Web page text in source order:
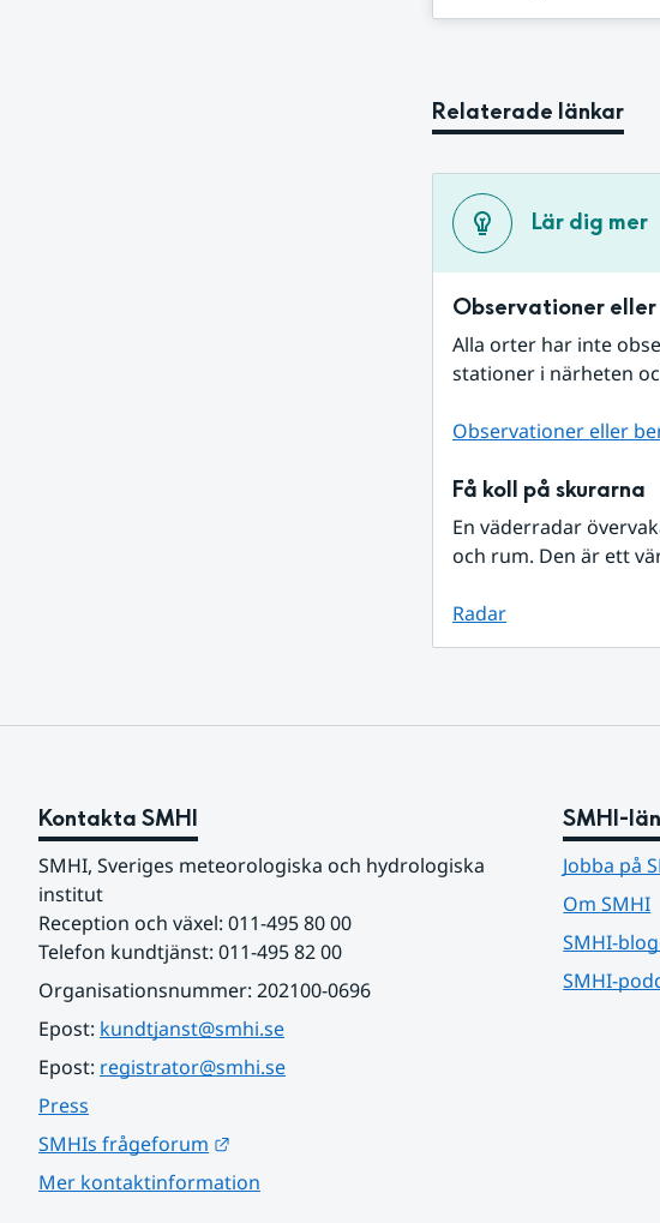
Relaterade länkar
Lär dig mer
Observationer
Alla orter har inte
stationer i närheten
Observationer eller
Få koll på skurarna
En väderradar
och rum. Den är ett
Radar
Kontakta SMHI
SMHI, Sveriges meteorologiska och hydrologiska
institut
Reception och växel: 011-495 80 00
Telefon kundtjänst: 011-495 82 00
Organisationsnummer: 202100-0696
Epost: kundtjanst@smhi.se
Epost: registrator@smhi.se
Press
SMHIs frågeforum
Mer kontaktinformation
SMHI-
Jobba på
Om SMHI
SMHI-
SMHI-